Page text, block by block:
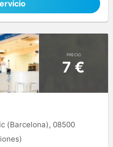
PRECIO
7 €
(Barcelona), 08500